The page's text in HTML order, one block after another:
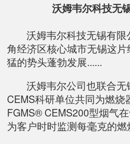
沃姆韦尔科技无
沃姆韦尔科技无锡有
角经济区核心城市无锡这
猛的势头蓬勃发展......
沃姆韦尔公司也联合
CEMS科研单位共同为燃烧
FGMS® CEMS200型烟气
为客户时时监测每毫克的燃